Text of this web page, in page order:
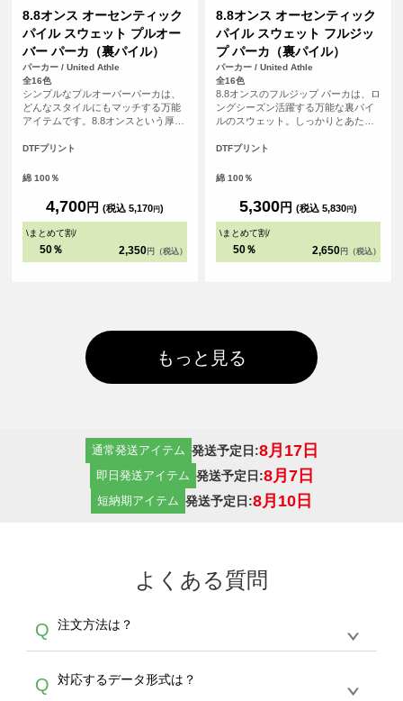
8.8オンス オーセンティック
パイル スウェット プルオー
バー パーカ（裏パイル）
パーカー / United Athle
全16色
シンプルなプルオーバーパーカは、
どんなスタイルにもマッチする万能
アイテムです。8.8オンスという厚み
生地厚。王道のストリートスタイル
ー・アウトドアなど、多くのスタイ
ています。
DTFプリント
綿 100％
4,700円 (税込 5,170円)
\まとめて割/
50％ 2,350 円（税込）
8.8オンス オーセンティック
パイル スウェット フルジッ
プ パーカ（裏パイル）
パーカー / United Athle
全16色
8.8オンスのフルジップ パーカは、ロ
ングシーズン活躍する万能な裏パイ
ルのスウェット。しっかりとあたた
した雰囲気を演出する絶妙な厚みで
ードの立体感・ひもの太さといった
製シングルスライダーを採用するこ
とで、オーセンティックなアイテム
に仕上げています。カラー・サイズ
イルや着こなし、日々の気分に寄り
DTFプリント
綿 100％
5,300円 (税込 5,830円)
\まとめて割/
50％ 2,650 円（税込）
もっと見る
通常発送アイテム 発送予定日:8月17日
即日発送アイテム 発送予定日:8月7日
短納期アイテム 発送予定日:8月10日
よくある質問
Q 注文方法は？
A
生産にて承っております。デザインツールから
Q 対応するデータ形式は？